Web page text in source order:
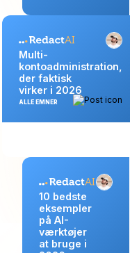
Multi-
kontoadministration,
der faktisk
virker i 2026
ALLE EMNER
10 bedste
eksempler
på AI-
værktøjer
at bruge i